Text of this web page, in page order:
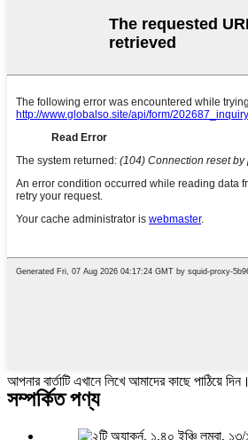
আপনার বার্তাটি এখানে লিখে আমাদের কাছে পাঠিয়ে দিন।
সম্পর্কিত পণ্য